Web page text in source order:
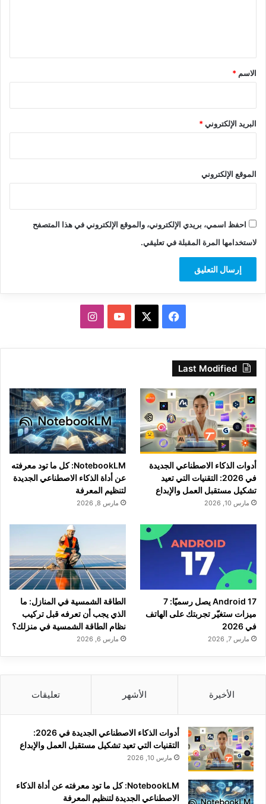
*
الاسم *
البريد الإلكتروني*
الموقع الإلكتروني
احفظ اسمي، بريدي الإلكتروني، والموقع الإلكتروني في هذا المتصفح
لاستخدامها المرة المقبلة في تعليقي.
فيسبوك ‫YouTubeانستقرام
Last Modified
أدوات الذكاء الاصطناعي الجديدة
في 2026: التقنيات التي تعيد
تشكيل مستقبل العمل والإبداع
مارس 10, 2026
NotebookLM: كل ما تود معرفته
عن أداة الذكاء الاصطناعي الجديدة
لتنظيم المعرفة
مارس 8, 2026
Android 17 يصل رسميًا: 7
ميزات ستغيّر تجربتك على الهاتف
في 2026
مارس 7, 2026
الطاقة الشمسية في المنازل: ما
الذي يجب أن تعرفه قبل تركيب
نظام الطاقة الشمسية في منزلك؟
مارس 6, 2026
الأخيرة الأشهر تعليقات
أدوات الذكاء الاصطناعي الجديدة في 2026:
التقنيات التي تعيد تشكيل مستقبل العمل والإبداع
مارس 10, 2026
NotebookLM: كل ما تود معرفته عن أداة الذكاء
الاصطناعي الجديدة لتنظيم المعرفة